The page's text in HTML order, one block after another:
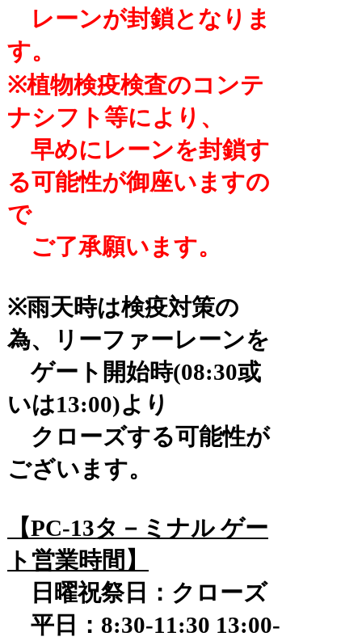
レーンが封鎖となりま
す。
※植物検疫検査のコンテ
ナシフト等により、
早めにレーンを封鎖す
る可能性が御座いますの
で
ご了承願います。
※雨天時は検疫対策の
為、リーファーレーンを
ゲート開始時(08:30或
いは13:00)より
クローズする可能性が
ございます。
【PC-13タ－ミナル ゲー
ト営業時間】
日曜祝祭日：クローズ
平日：8:30-11:30 13:00-